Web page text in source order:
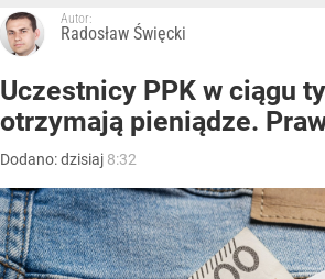
Autor:
Radosław Święcki
Uczestnicy PPK w ciągu
otrzymają pieniądze.
Dodano:dzisiaj 8:32